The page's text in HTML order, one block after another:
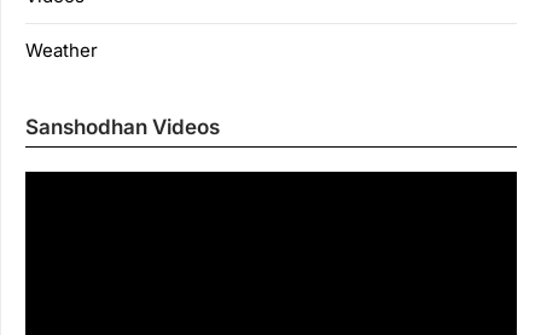
Weather
Sanshodhan Videos